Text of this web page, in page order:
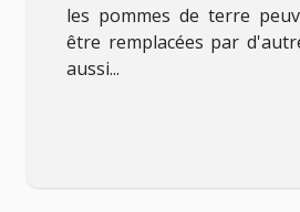
les pommes de terre
être remplacées par
aussi...